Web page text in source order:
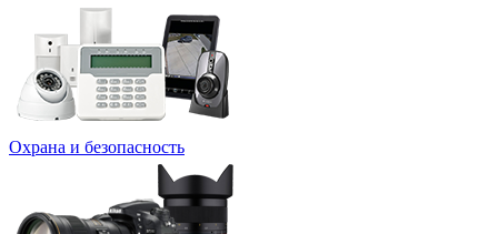
Охрана и безопасность